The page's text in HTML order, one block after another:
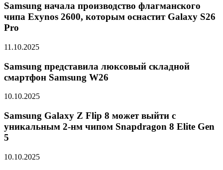
Samsung начала производство флагманского
чипа Exynos 2600, которым оснастит Galaxy S26
Pro
11.10.2025
Samsung представила люксовый складной
смартфон Samsung W26
10.10.2025
Samsung Galaxy Z Flip 8 может выйти с
уникальным 2-нм чипом Snapdragon 8 Elite Gen
5
10.10.2025